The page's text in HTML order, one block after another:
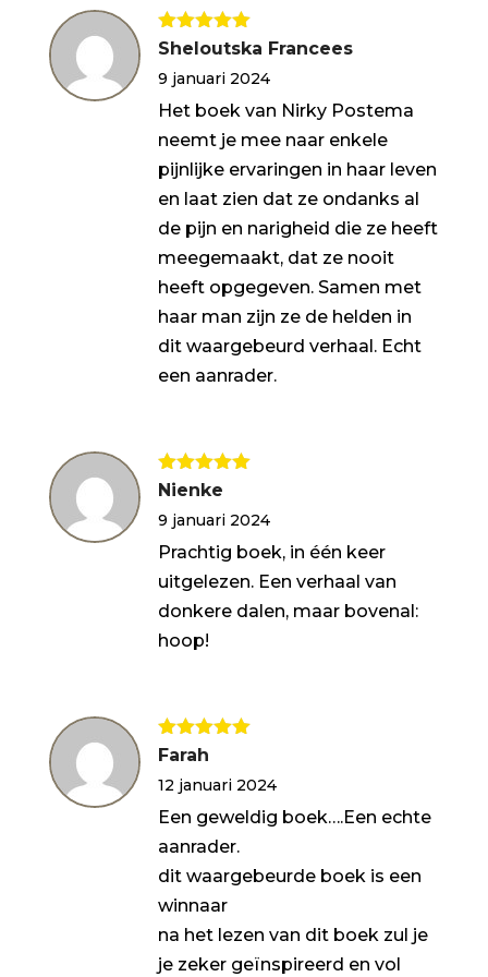
Gewaardeerd
Sheloutska Francees
9 januari 2024
Het boek van Nirky Postema
neemt je mee naar enkele
pijnlijke ervaringen in haar leven
en laat zien dat ze ondanks al
de pijn en narigheid die ze heeft
meegemaakt, dat ze nooit
heeft opgegeven. Samen met
haar man zijn ze de helden in
dit waargebeurd verhaal. Echt
een aanrader.
Gewaardeerd
Nienke
9 januari 2024
Prachtig boek, in één keer
uitgelezen. Een verhaal van
donkere dalen, maar bovenal:
hoop!
Gewaardeerd
Farah
12 januari 2024
Een geweldig boek….Een echte
aanrader.
dit waargebeurde boek is een
winnaar
na het lezen van dit boek zul je
je zeker geïnspireerd en vol